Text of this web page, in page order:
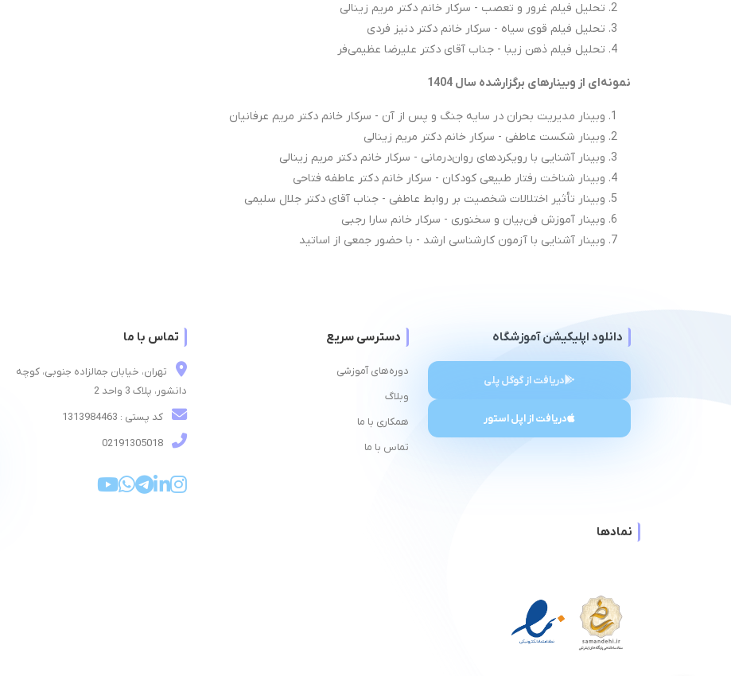
تحلیل فیلم غرور و تعصب - سرکار خانم دکتر مریم زینالی
تحلیل فیلم قوی سیاه - سرکار خانم دکتر دنیز فردی
تحلیل فیلم ذهن زیبا - جناب آقای دکتر علیرضا عظیمی‌فر
نمونه‌ای از وبینارهای برگزارشده سال 1404
وبینار مدیریت بحران در سایه جنگ و پس از آن - سرکار خانم دکتر مریم عرفانیان
وبینار شکست عاطفی - سرکار خانم دکتر مریم زینالی
وبینار آشنایی با رویکردهای روان‌درمانی - سرکار خانم دکتر مریم زینالی
وبینار شناخت رفتار طبیعی کودکان - سرکار خانم دکتر عاطفه فتاحی
وبینار تأثیر اختلالات شخصیت بر روابط عاطفی - جناب آقای دکتر جلال سلیمی
وبینار آموزش فن‌بیان و سخنوری - سرکار خانم سارا رجبی
وبینار آشنایی با آزمون کارشناسی ارشد - با حضور جمعی از اساتید
دانلود اپلیکیشن آموزشگاه
دریافت از گوگل پلی
دریافت از اپل استور
دسترسی سریع
دوره‌های آموزشی
وبلاگ
همکاری با ما
تماس با ما
تماس با ما
تهران، خیابان جمالزاده جنوبی، کوچه
دانشور، پلاک 3 واحد 2
کد پستی : 1313984463
نمادها